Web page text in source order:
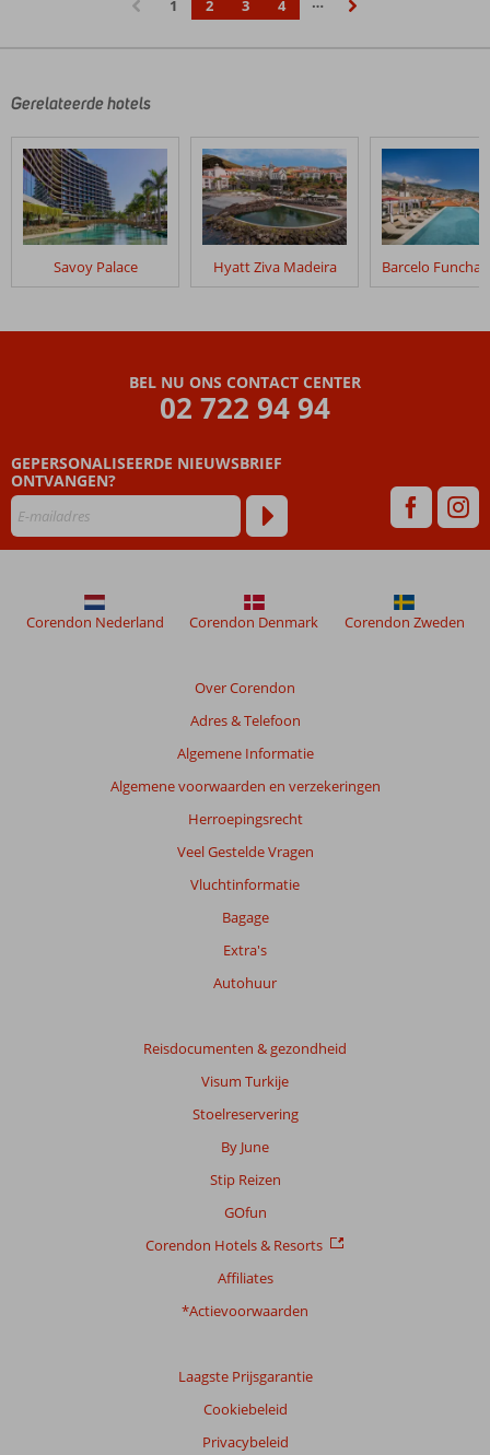
1 2 3 4
Gerelateerde hotels
Savoy Palace Hyatt Ziva Madeira
BEL NU ONS CONTACT CENTER
02 722 94 94
GEPERSONALISEERDE NIEUWSBRIEF
ONTVANGEN?
Over Corendon
Adres & Telefoon
Algemene Informatie
Algemene voorwaarden en verzekeringen
Herroepingsrecht
Veel Gestelde Vragen
Vluchtinformatie
Bagage
Extra's
Autohuur
Reisdocumenten & gezondheid
Visum Turkije
Stoelreservering
By June
Stip Reizen
GOfun
Corendon Hotels & Resorts
Affiliates
*Actievoorwaarden
Laagste Prijsgarantie
Cookiebeleid
Privacybeleid
Corendon Nederland Corendon Denmark Corendon Zweden